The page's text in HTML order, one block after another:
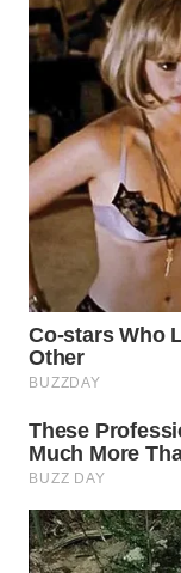
WN
INDRAMAYU
WN
KUNINGAN
WN
MAJALENGKA
WN
SUBANG
SUKABUMI
PURWAKARTA